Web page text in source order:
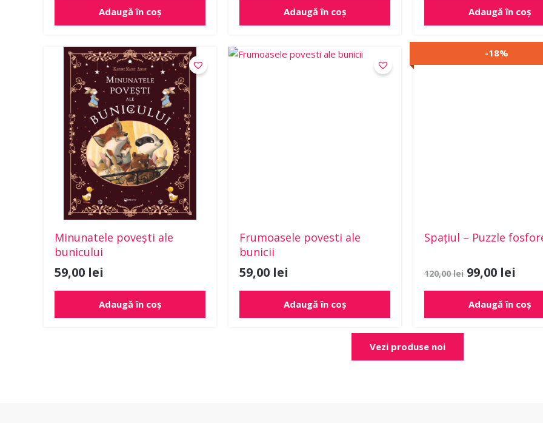
Adaugă în coș Adaugă în coș Adaugă în coș
Minunatele povești ale
bunicului
59,00 lei
Adaugă în coș
Frumoasele povesti ale
bunicii
59,00 lei
Adaugă în coș
-18%
Spațiul – Puzzle
120,00lei
Prețul
inițial
99,00 lei
Adaugă în coș
Vezi produse noi